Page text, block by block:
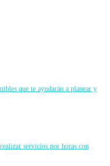
que te ayudarán a planear y
servicios por horas con